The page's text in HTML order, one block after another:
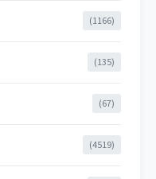
(1166)
(135)
(67)
(4519)